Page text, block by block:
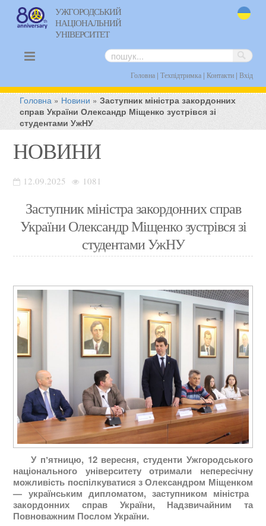
УЖГОРОДСЬКИЙ
НАЦІОНАЛЬНИЙ
УНІВЕРСИТЕТ
Головна| Техпідтримка| Контакти| Вхід
Головна » Новини »Заступник міністра закордонних
справ України Олександр Міщенко зустрівся зі
студентами УжНУ
НОВИНИ
12.09.2025 1081
Заступник міністра закордонних справ
України Олександр Міщенко зустрівся зі
студентами УжНУ
У пʼятницю, 12 вересня, студенти Ужгородського
національного університету отримали непересічну
можливість поспілкуватися зОлександром Міщенком
— українським дипломатом, заступником міністра
закордонних справ України, Надзвичайним та
Повноважним Послом України.